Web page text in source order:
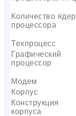
Количество ядер
процессора
Техпроцесс
Графический
процессор
Модем
Корпус
Конструкция
корпуса